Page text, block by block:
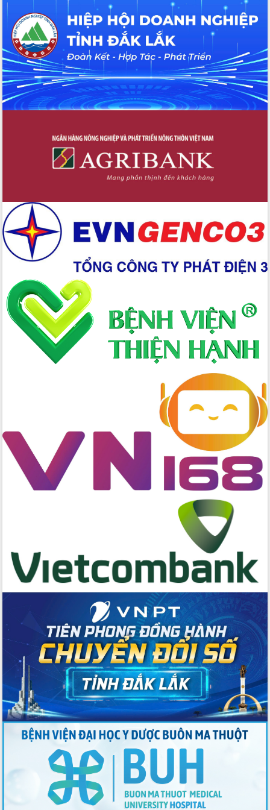
Tháo gỡ những vướng mắc, đẩy mạnh
công tác cải cách thủ tục hành chính
tại Trung tâm Phục vụ hành chính
công tỉnh
Đắk Lắk: Tôn vinh 46 giải pháp tại Hội
thi Sáng tạo Kỹ thuật 2024 - 2025
Đắk Lắk rà soát, điều chỉnh Đề án 190
về phát triển nuôi trồng thủy sản
Dự án cao tốc Khánh Hòa - Buôn Ma
Định vị cà phê Việt Nam như một “di
sản sống” trong dòng chảy toàn cầu
sống người dân từ những mô hình thiết
Quyết liệt tháo gỡ vướng mắc, đẩy
nhanh tiến độ các dự án trọng điểm
trong Khu kinh tế Nam Phú Yên
Hòn Yến phát triển du lịch gắn với bảo
tồn biển
Lấy ý kiến điều chỉnh Quy hoạch tỉnh
Đắk Lắk thời kỳ 2021-2030, tầm nhìn
đến năm 2050
Phát động chiến dịch 30 ngày đêm
giải phóng mặt bằng Tuyến đường bộ
chuyển đổi số giai đoạn 2026 – 2030
với Tập đoàn Bưu chính Viễn thông
Việt Nam
Thứ trưởng Bộ Y tế làm việc với tỉnh
Đắk Lắk về phát triển nhân lực y tế
cho trạm y tế cấp xã
trong thương mại điện tử năm 2026
Đoàn đại biểu Quốc hội tỉnh Đắk Lắk
trao đổi thông tin trước Kỳ họp thứ
Quyết liệt cải cách hành chính, khơi
thông nguồn lực phát triển
Nâng cao hiệu lực, hiệu quả HĐND
tỉnh thông qua hiện đại hóa hành chính
Xã Ea Phê gắn cải cách hành chính với
chuyển đổi số
Phó Chủ tịch Thường trực UBND tỉnh
Hồ Thị Nguyên Thảo làm việc tại Trung
tâm Phục vụ hành chính công xã Ea
Phê
Xây dựng nền hành chính số đồng
hành cùng nông dân dân, doanh nghiệp
Giai đoạn 2026-2030, Đắk Lắk phấn
đấu có 77% xã đạt chuẩn nông thôn